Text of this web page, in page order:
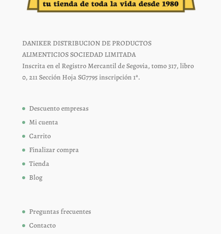
DANIKER DISTRIBUCION DE PRODUCTOS
ALIMENTICIOS SOCIEDAD LIMITADA
Inscrita en el Registro Mercantil de Segovia, tomo 317, libro
0, 211 Sección Hoja SG7795 inscripción 1ª.
Descuento empresas
Mi cuenta
Carrito
Finalizar compra
Tienda
Blog
Preguntas frecuentes
Contacto